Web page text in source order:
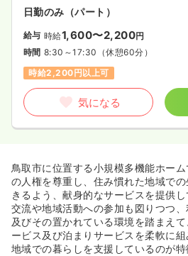
日勤のみ（パート）
給与 時給1,600〜2,200円
時間 8:30～17:30 （休憩60分）
時給2,200円以上可
気になる
鳥取市に位置する小規模多機能ホー
の人権を尊重し、住み慣れた地域で
きるよう、献身的なサービスを提供
交流や地域活動への参加も図りつつ
及びその置かれている環境を踏まえ
ービス及び泊まりサービスを柔軟に組
地域での暮らしを支援しているのが特